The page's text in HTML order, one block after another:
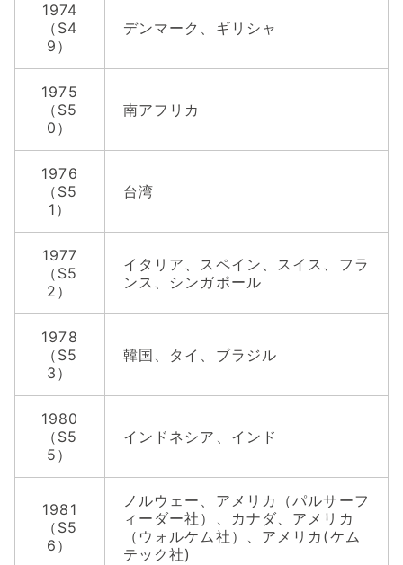
1974
（S4
9）
デンマーク、ギリシャ
1975
（S5
0）
南アフリカ
1976
（S5
1）
台湾
1977
（S5
2）
イタリア、スペイン、スイス、フラ
ンス、シンガポール
1978
（S5
3）
韓国、タイ、ブラジル
1980
（S5
5）
インドネシア、インド
1981
（S5
6）
ノルウェー、アメリカ（パルサーフ
ィーダー社）、カナダ、アメリカ
（ウォルケム社）、アメリカ(ケム
テック社)